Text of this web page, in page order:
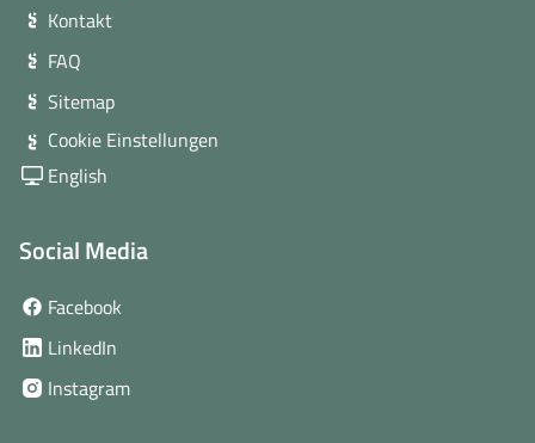
Kontakt
FAQ
Sitemap
Cookie Einstellungen
English
Social Media
Facebook
Fenster)
LinkedIn
neuem
Instagram(öffnet